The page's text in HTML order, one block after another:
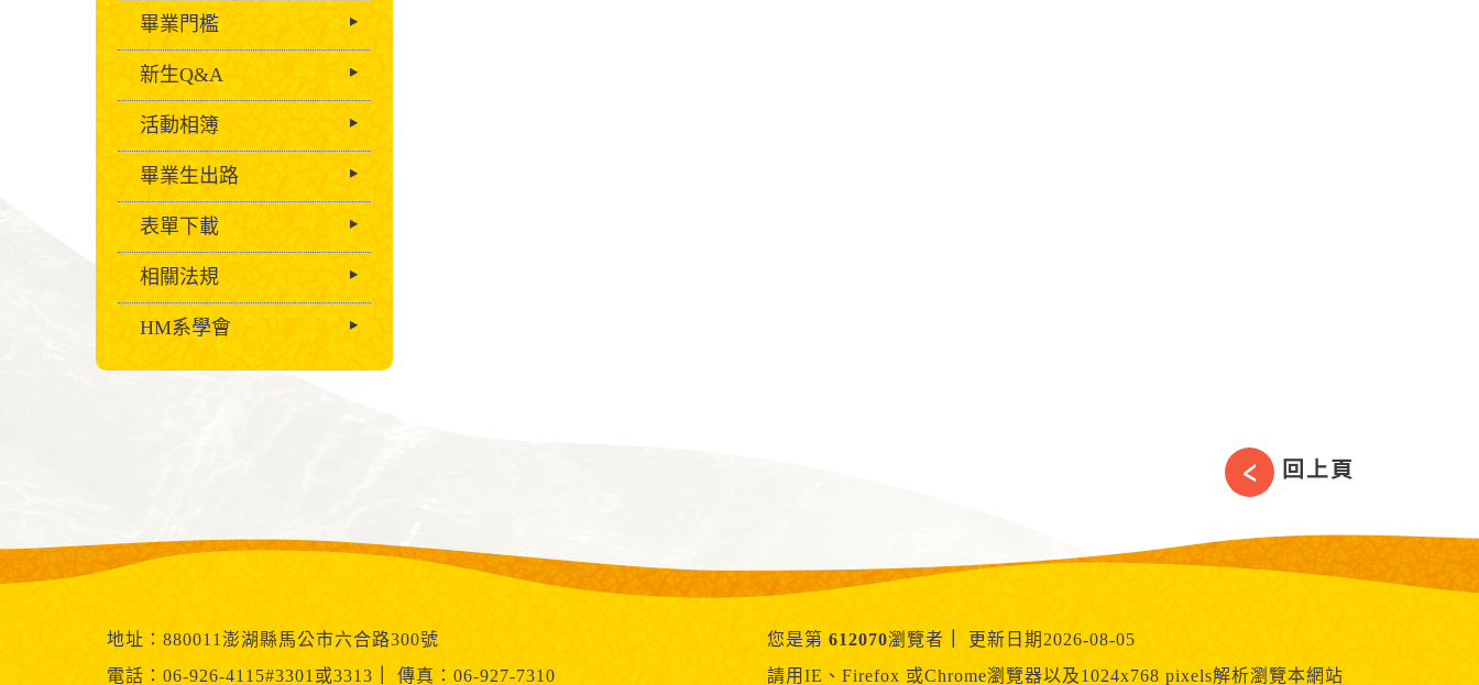
畢業門檻
新生Q&A
活動相簿
畢業生出路
表單下載
相關法規
HM系學會
回上頁
地址：880011澎湖縣馬公市六合路300號
電話：06-926-4115#3301或3313
傳真：06-927-7310
您是第 612070瀏覽者
更新日期2026-08-05
請用IE、Firefox 或Chrome瀏覽器以及1024x768 pixels解析瀏覽本網站